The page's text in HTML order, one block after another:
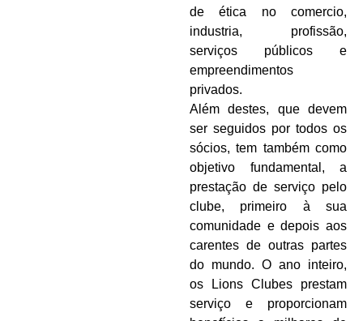
de ética no comercio,
industria, profissão,
serviços públicos e
empreendimentos
privados.
Além destes, que devem
ser seguidos por todos os
sócios, tem também como
objetivo fundamental, a
prestação de serviço pelo
clube, primeiro à sua
comunidade e depois aos
carentes de outras partes
do mundo. O ano inteiro,
os Lions Clubes prestam
serviço e proporcionam